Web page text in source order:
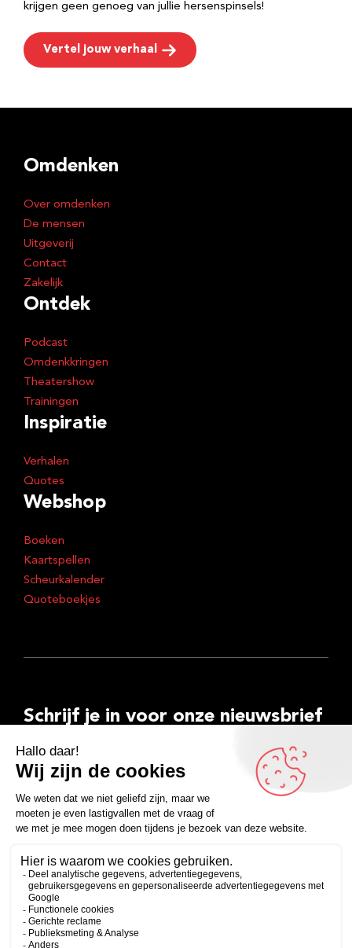
krijgen geen genoeg van jullie hersenspinsels!
Vertel jouw verhaal
Omdenken
Over omdenken
De mensen
Uitgeverij
Contact
Zakelijk
Ontdek
Podcast
Omdenkkringen
Theatershow
Trainingen
Inspiratie
Verhalen
Quotes
Webshop
Boeken
Kaartspellen
Scheurkalender
Quoteboekjes
Schrijf je in voor onze nieuwsbrief
E-
mailadres
Inschrijven
FacebookInstagramLinkedInYouTubeSpotify